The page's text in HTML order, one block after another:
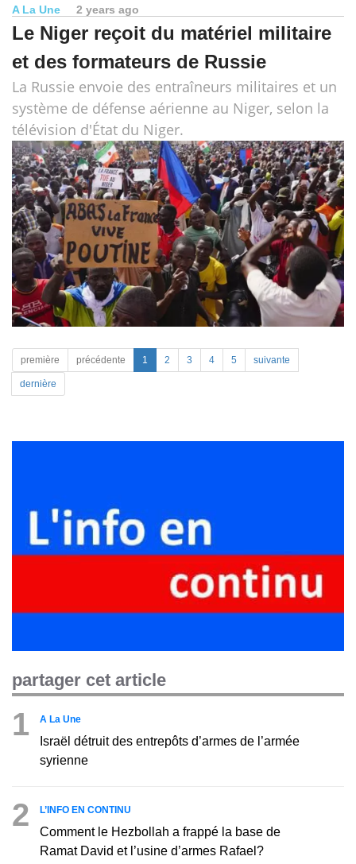
A La Une 2 years ago
Le Niger reçoit du matériel militaire
et des formateurs de Russie
La Russie envoie des entraîneurs militaires et un
système de défense aérienne au Niger, selon la
télévision d'État du Niger.
première précédente 1 2 3 4 5 suivante
dernière
partager cet article
1 A La Une
Israël détruit des entrepôts d’armes de l’armée
syrienne
2 L’INFO EN CONTINU
Comment le Hezbollah a frappé la base de
Ramat David et l’usine d’armes Rafael?